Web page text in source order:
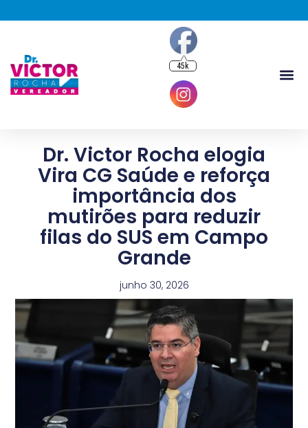
Dr. Victor Rocha elogia
Vira CG Saúde e reforça
importância dos
mutirões para reduzir
filas do SUS em Campo
Grande
junho 30, 2026
45k